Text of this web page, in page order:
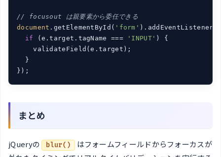
// focusout は親要素から委任できる
document .getElementById( 'form' ).addEventListener(
if (e.target.tagName === 'INPUT' ) {
    validateField(e.target);
  }
});
まとめ
jQueryの blur()
はフォームフィールドからフォーカスが